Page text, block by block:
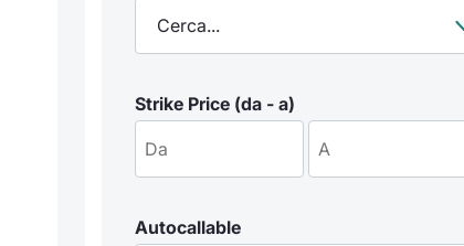
Strike Price (da - a)
Autocallable